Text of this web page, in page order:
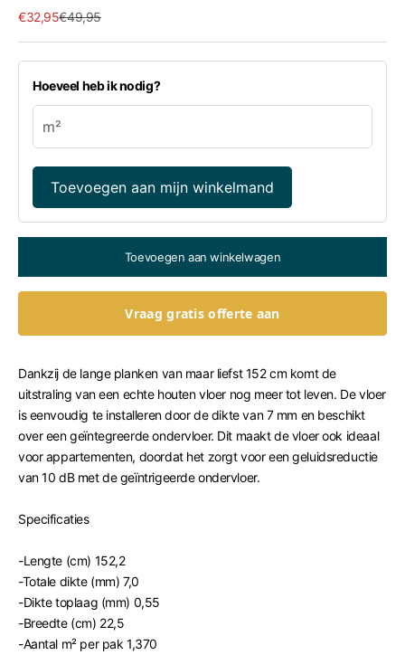
Aanbiedingsprijs
€32,95Normale prijs
€49,95
Hoeveel heb ik nodig?
Toevoegen aan mijn winkelmand
Toevoegen aan winkelwagen
Vraag gratis offerte aan
Dankzij de lange planken van maar liefst 152 cm komt de
uitstraling van een echte houten vloer nog meer tot leven. De vloer
is eenvoudig te installeren door de dikte van 7 mm en beschikt
over een geïntegreerde ondervloer. Dit maakt de vloer ook ideaal
voor appartementen, doordat het zorgt voor een geluidsreductie
van 10 dB met de geïntrigeerde ondervloer.
Specificaties
-Lengte (cm) 152,2
-Totale dikte (mm) 7,0
-Dikte toplaag (mm) 0,55
-Breedte (cm) 22,5
-Aantal m² per pak 1,370